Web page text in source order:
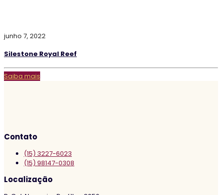
junho 7, 2022
Silestone Royal Reef
Saiba mais
Contato
(15) 3227-6023
(15) 98147-0308
Localização